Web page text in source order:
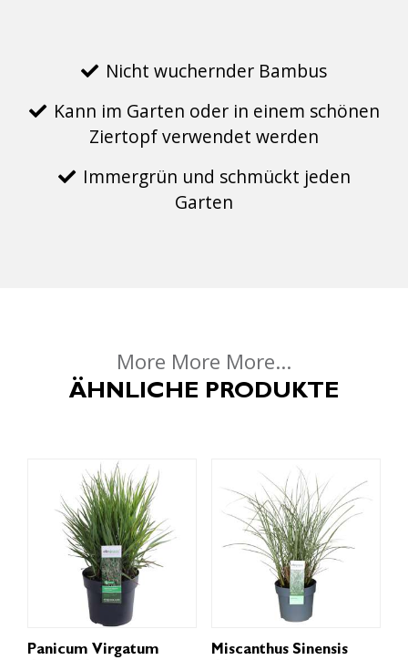
Nicht wuchernder Bambus
Kann im Garten oder in einem schönen
Ziertopf verwendet werden
Immergrün und schmückt jeden
Garten
More More More...
ÄHNLICHE PRODUKTE
Panicum Virgatum
Miscanthus Sinensis